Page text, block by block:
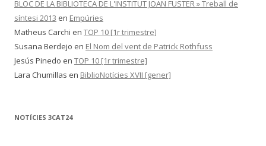
BLOC DE LA BIBLIOTECA DE L'INSTITUT JOAN FUSTER » Treball de
síntesi 2013 en Empúries
Matheus Carchi en TOP 10 [1r trimestre]
Susana Berdejo en El Nom del vent de Patrick Rothfuss
Jesús Pinedo en TOP 10 [1r trimestre]
Lara Chumillas en BiblioNotícies XVII [gener]
NOTÍCIES 3CAT24